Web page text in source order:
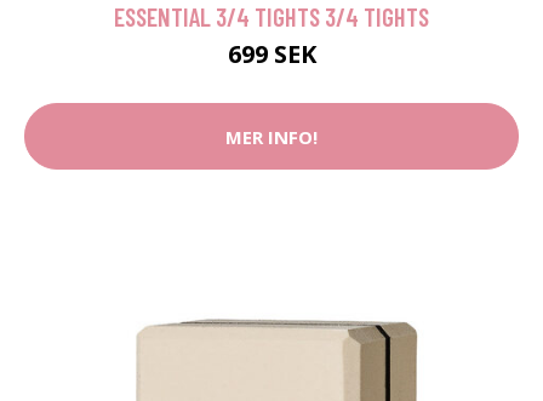
ESSENTIAL 3/4 TIGHTS 3/4 TIGHTS
699 SEK
MER INFO!